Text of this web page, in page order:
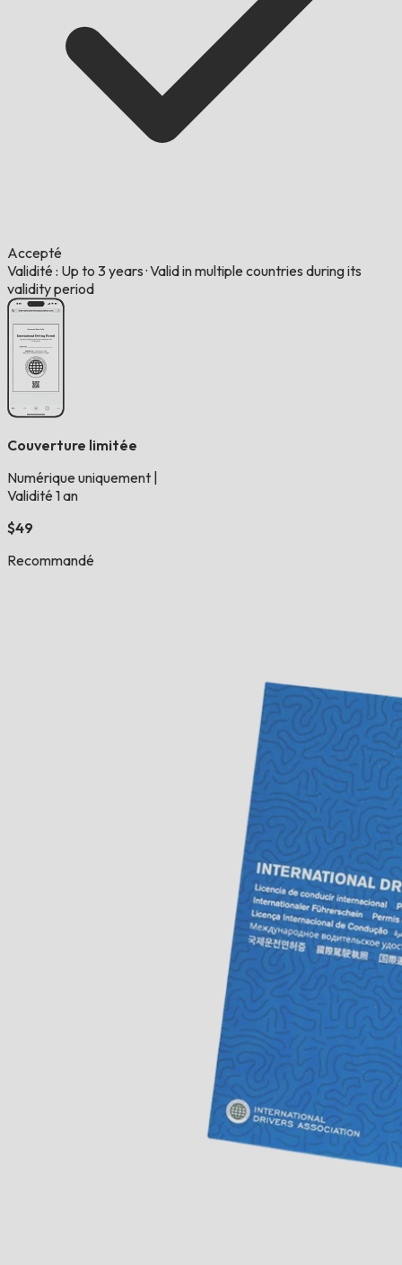
Accepté
Validité : Up to 3 years ·Valid in multiple countries during its
validity period
Couverture limitée
Numérique uniquement
Validité 1 an
$49
Recommandé